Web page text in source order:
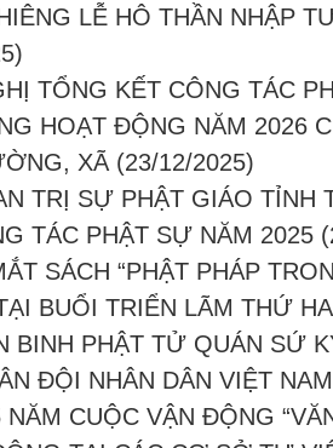
LỄ HÔ THẦN NHẬP
TỔNG KẾT CÔNG TÁC
HOẠT ĐỘNG NĂM 2026
XÃ (23/12/2025)
TRỊ SỰ PHẬT GIÁO TỈNH
TÁC PHẬT SỰ NĂM 2025
SÁCH “PHẬT PHÁP
BUỔI TRIỂN LÃM THỨ
BINH PHẬT TỬ QUÁN SỨ
ĐỘI NHÂN DÂN VIỆT NAM
CUỘC VẬN ĐỘNG